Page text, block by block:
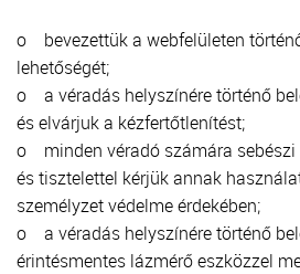
o bevezettük a webfelületen
lehetőségét;
o a véradás helyszínére történő
és elvárjuk a kézfertőtlenítést;
o minden véradó számára
és tisztelettel kérjük annak
személyzet védelme érdekében;
o a véradás helyszínére történő
érintésmentes lázmérő eszközzel